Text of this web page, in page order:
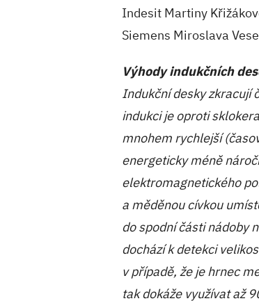
Indesit Martiny
Siemens Miroslava
Výhody indukčních
Indukční desky zkracují
indukci je oproti
mnohem rychlejší
energeticky méně
elektromagnetického
a měděnou cívkou
do spodní části nádoby
dochází k detekci
v případě, že je hrnec
tak dokáže využívat až